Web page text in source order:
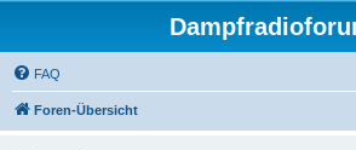
FAQ
Foren-Übersicht